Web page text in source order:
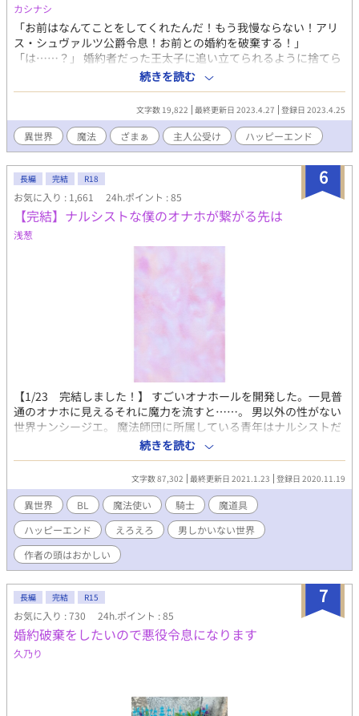
カシナシ
「お前はなんてことをしてくれたんだ！もう我慢ならない！アリ
ス・シュヴァルツ公爵令息！お前との婚約を破棄する！」
「は……？」 婚約者だった王太子に追い立てられるように捨てら
れたアリス。 急いで逃げようとした時に現れたのは、逞しい美丈
夫だった。 見覚えはないのだが、どこか知っているような気がし
てーー。 単品ざまぁは番外編で。 護衛騎士筋肉攻め × 魔道具好
き美人受け
続きを読む
文字数 19,822 最終更新日 2023.4.27 登録日 2023.4.25
異世界 魔法 ざまぁ 主人公受け ハッピーエンド
6
長編 完結 R18
お気に入り : 1,661 24h.ポイント : 85
【完結】ナルシストな僕のオナホが繋がる先は
浅葱
【1/23 完結しました！】 すごいオナホールを開発した。一見普
通のオナホに見えるそれに魔力を流すと……。 男以外の性がない
世界ナンシージエ。 魔法師団に所属している青年はナルシストだ
った。日々自分を鏡で眺めてはうっとりしてた青年は、自分をも
っと愛せないかと考える。それを原動力に開発したオナホ
は……。 青年はそのオナホを使ってオナニーしているところを幼
馴染みの騎士に見られ、めちゃくちゃに犯されてしまう。犯され
る自分も好きかも、とそれから騎士と関係を持つ青年。普通では
ないＨに騎士もまたのめり込んでいき……。 巨根騎士（人外混
血・竜族・童貞）×ナルシスト魔法使い。あほエロハッピーエン
ド？ です。 短編の予定でしたが長くなりました（汗 ナルシスト
／性癖／魔道具／オナニー／セルフセックス／疑似二輪挿し／巨
（何
続きを読む
文字数 87,302 最終更新日 2021.1.23 登録日 2020.11.19
異世界 BL 魔法使い 騎士
魔道具
ハッピーエンド
えろえろ
男しかいない世界
作者の頭はおかしい
7
長編 完結 R15
お気に入り : 730 24h.ポイント : 85
婚約破棄をしたいので悪役令息になります
久乃り